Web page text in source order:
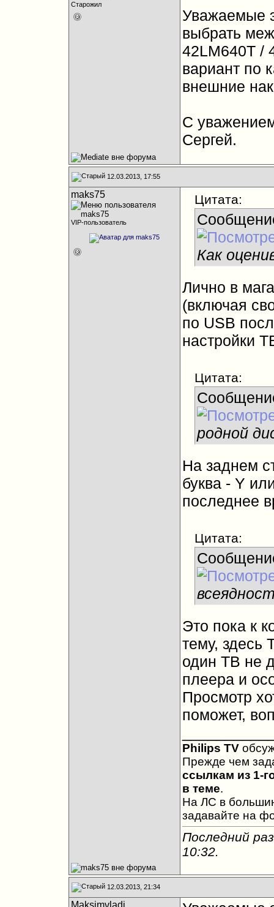
Старожил
Уважаемые
выбрать
42LM640T /
вариант по
внешние
С
Сергей.
12.03.2013, 17:55
maks75
VIP-пользователь
Цитата:
Как
Лично в
(включая
по USB
настройки
Цитата:
родной
На заднем
буква - Y
последнее
Цитата:
Это пока к
тему, здесь
один ТВ не
плеера и
Просмотр
поможет,
Philips TV
Прежде чем
ссылкам из 1-
в теме.
На ЛС в
задавайте на
Последний
10:32.
12.03.2013, 21:34
Maksimvladi